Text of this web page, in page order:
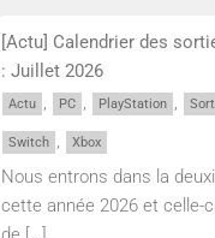
[Actu] Calendrier des
: Juillet 2026
Actu , PC , PlayStation ,
Switch , Xbox
Nous entrons dans la
cette année 2026 et celle-